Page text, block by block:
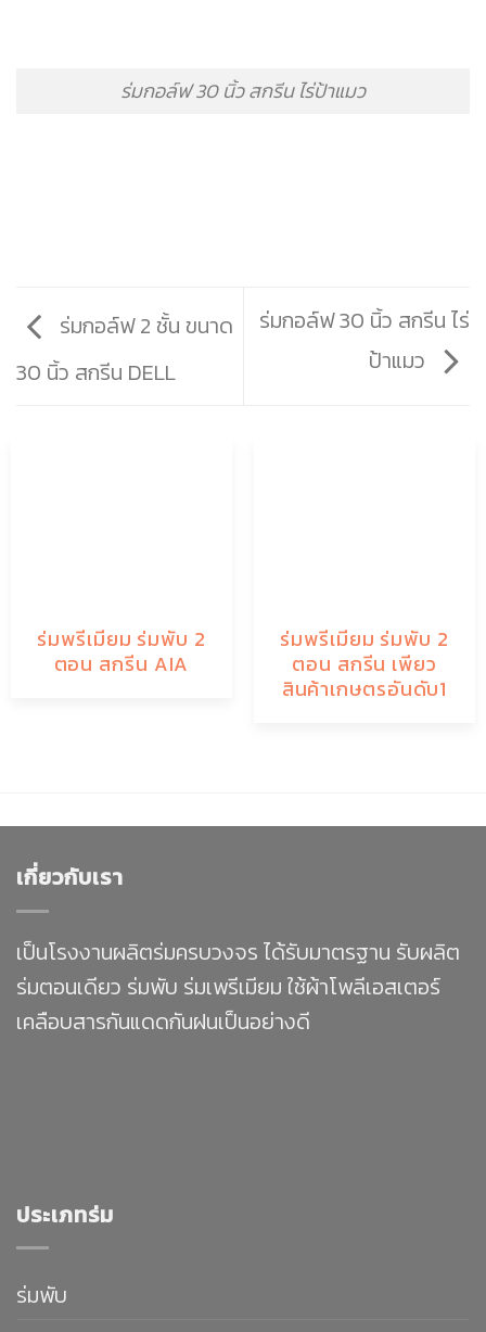
ร่มกอล์ฟ 30 นิ้ว สกรีน ไร่ป้าแมว
ร่มกอล์ฟ 2 ชั้น ขนาด
30 นิ้ว สกรีน DELL
ร่มกอล์ฟ 30 นิ้ว สกรีน ไร่
ป้าแมว
ร่มพรีเมียม ร่มพับ 2
ตอน สกรีน AIA
ร่มพรีเมียม ร่มพับ 2
ตอน สกรีน เพียว
สินค้าเกษตรอันดับ1
เกี่ยวกับเรา
เป็นโรงงานผลิตร่มครบวงจร ได้รับมาตรฐาน รับผลิต
ร่มตอนเดียว ร่มพับ ร่มเพรีเมียม ใช้ผ้าโพลีเอสเตอร์
เคลือบสารกันแดดกันฝนเป็นอย่างดี
ประเภทร่ม
ร่มพับ